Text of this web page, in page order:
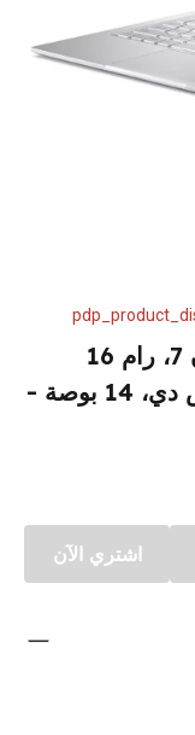
لابتوب آيسر سويفت إكس رايزن 7، رام 16
جيجابايت، 512 جيجابايت إس إس دي، 14 بوصة -
اشتري الآن